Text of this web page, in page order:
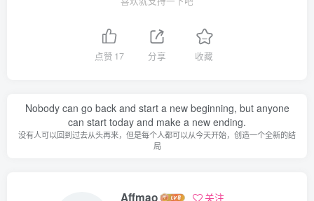
点赞 17 分享 收藏
Nobody can go back and start a new beginning, but anyone
can start today and make a new ending.
没有人可以回到过去从头再来，但是每个人都可以从今天开始，创造一个全新的结
局
Affmao 关注